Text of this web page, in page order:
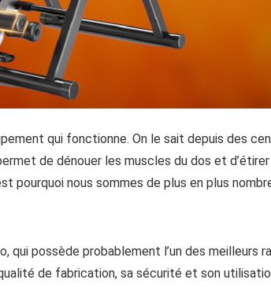
qui fonctionne. On le sait depuis des
de dénouer les muscles du dos et
pourquoi nous sommes de plus en plus
qui possède probablement l’un des meilleurs
de fabrication, sa sécurité et son